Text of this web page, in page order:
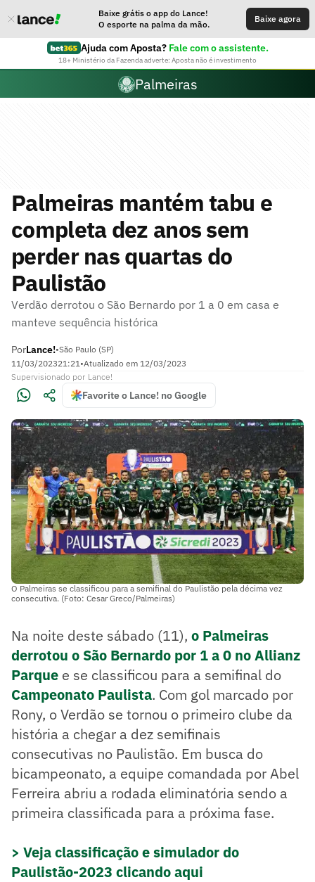
Baixe grátis o app do Lance!
O esporte na palma da mão.
Baixe agora
Ajuda com Aposta? Fale com o assistente.
18+ Ministério da Fazenda adverte: Aposta não é investimento
Palmeiras
Palmeiras mantém tabu e
completa dez anos sem
perder nas quartas do
Paulistão
Verdão derrotou o São Bernardo por 1 a 0 em casa e
manteve sequência histórica
PorLance!•São Paulo (SP)
11/03/202321:21•Atualizado em 12/03/2023
Supervisionado por Lance!
Favorite o Lance! no Google
O Palmeiras se classificou para a semifinal do Paulistão pela décima vez
consecutiva. (Foto: Cesar Greco/Palmeiras)
Na noite deste sábado (11), o Palmeiras
derrotou o São Bernardo por 1 a 0 no Allianz
Parque e se classificou para a semifinal do
Campeonato Paulista. Com gol marcado por
Rony, o Verdão se tornou o primeiro clube da
história a chegar a dez semifinais
consecutivas no Paulistão. Em busca do
bicampeonato, a equipe comandada por Abel
Ferreira abriu a rodada eliminatória sendo a
primeira classificada para a próxima fase.
> Veja classificação e simulador do
Paulistão-2023 clicando aqui